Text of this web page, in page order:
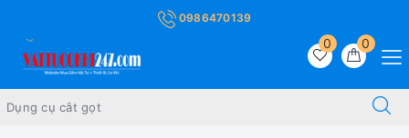
0986470139
0
0